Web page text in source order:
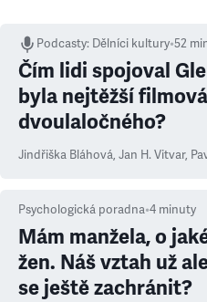
Podcasty: Dělníci kultury•52
Čím lidi spojoval
byla nejtěžší
dvoulaločného?
Jindřiška Bláhová, Jan H. Vitvar,
Psychologická poradna•4 minuty
Mám manžela, o
žen. Náš vztah už
se ještě zachránit?